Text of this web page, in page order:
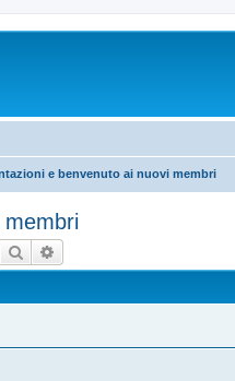
e benvenuto ai nuovi membri
Cerca